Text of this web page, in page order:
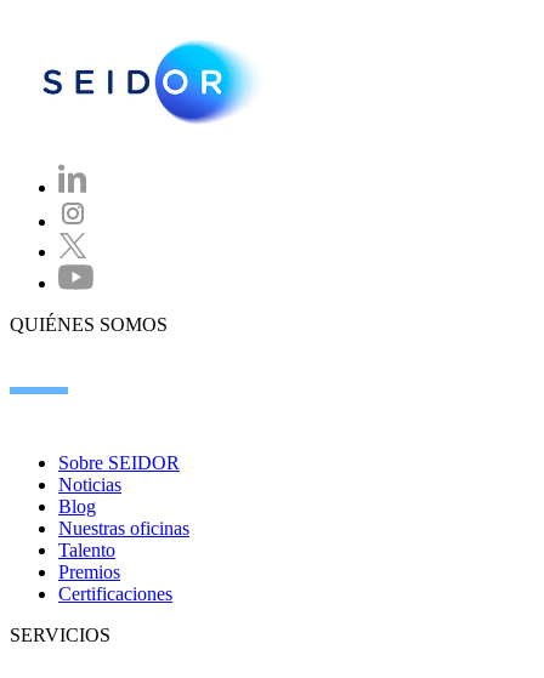
QUIÉNES SOMOS
Sobre SEIDOR
Noticias
Blog
Nuestras oficinas
Talento
Premios
Certificaciones
SERVICIOS